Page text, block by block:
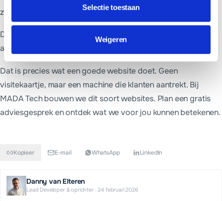
Selectie toestaan
Weigeren
zoektermen
De eigenaar vertelde me: "Ik hoef niet meer achter klanten
aan. Ze komen nu naar mij toe."
Dat is precies wat een goede website doet. Geen
visitekaartje, maar een machine die klanten aantrekt. Bij
MADA Tech bouwen we dit soort websites. Plan een gratis
adviesgesprek en ontdek wat we voor jou kunnen betekenen.
Kopieer E-mail WhatsApp LinkedIn
Danny van Elteren
Lead Developer & oprichter·24 februari 2026